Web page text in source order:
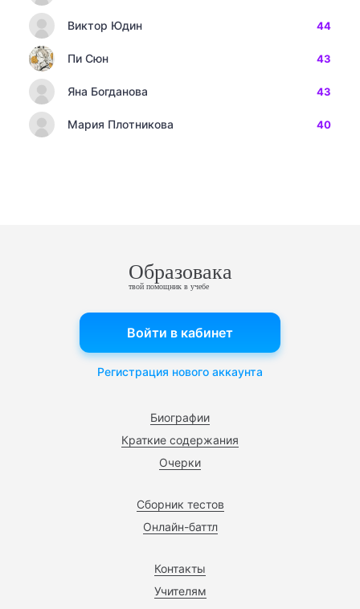
Виктор Юдин 44
Пи Сюн 43
Яна Богданова 43
Мария Плотникова 40
Образовака
твой помощник в учебе
Биографии
Краткие содержания
Очерки
Сборник тестов
Онлайн-баттл
Контакты
Учителям
Войти в кабинет
Регистрация нового аккаунта